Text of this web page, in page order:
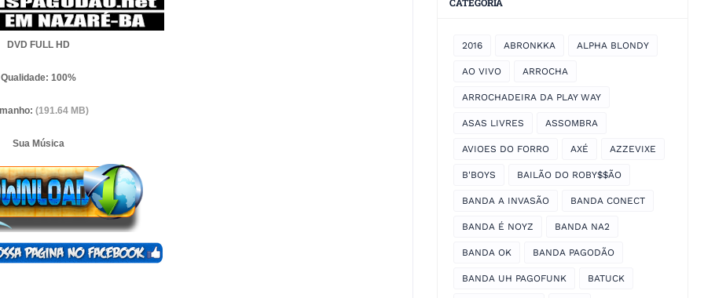
DVD FULL HD
Qualidade: 100%
(191.64 MB)
Sua Música
CATEGORIA
2016 ABRONKKA ALPHA BLONDY
AO VIVO ARROCHA
ARROCHADEIRA DA PLAY WAY
ASAS LIVRES ASSOMBRA
AVIOES DO FORRO AXÉ AZZEVIXE
B'BOYS BAILÃO DO ROBY$$ÃO
BANDA A INVASÃO BANDA CONECT
BANDA É NOYZ BANDA NA2
BANDA OK BANDA PAGODÃO
BANDA UH PAGOFUNK BATUCK